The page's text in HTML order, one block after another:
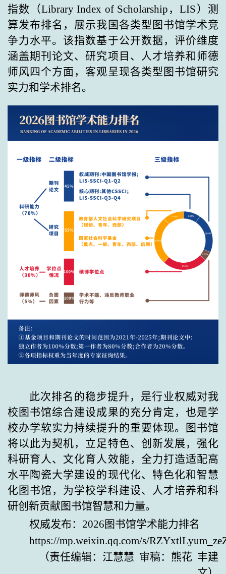
指数（Library Index of Scholarship，LIS）测
算发布排名，展示我国各类型图书馆学术竞
争力水平。该指数基于公开数据，评价维度
涵盖期刊论文、研究项目、人才培养和师德
师风四个方面，客观呈现各类型图书馆研究
实力和学术排名。
此次排名的稳步提升，是行业权威对我
校图书馆综合建设成果的充分肯定，也是学
校办学软实力持续提升的重要体现。图书馆
将以此为契机，立足特色、创新发展，强化
科研育人、文化育人效能，全力打造适配高
水平陶瓷大学建设的现代化、特色化和智慧
化图书馆，为学校学科建设、人才培养和科
研创新贡献图书馆智慧和力量。
权威发布：2026图书馆学术能力排名
https://mp.weixin.qq.com/s/
（责任编辑：江慧慧 审稿：熊花 丰建